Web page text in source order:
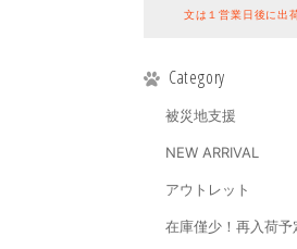
文は１営業日後に出
Category
被災地支援
NEW ARRIVAL
アウトレット
在庫僅少！再入荷予